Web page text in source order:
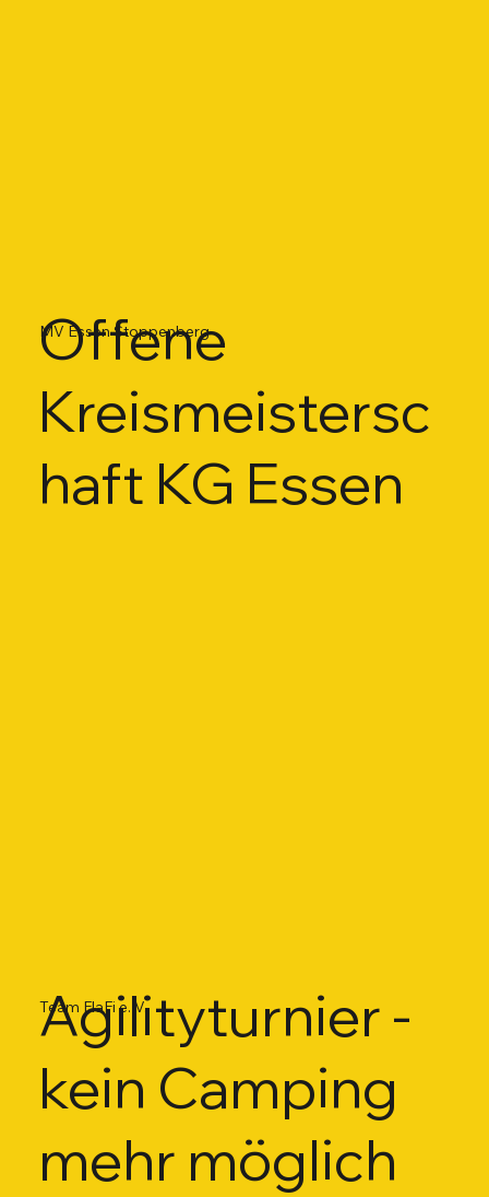
Offene
Kreismeistersc
haft KG Essen
MV Essen Stoppenberg
Agilityturnier -
kein Camping
mehr möglich
Team FlaFi e. V.